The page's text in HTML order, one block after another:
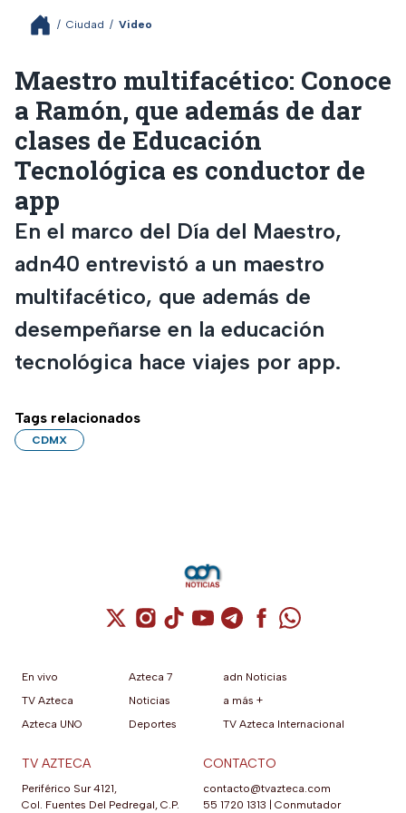
/ Ciudad / Video
Maestro multifacético: Conoce
a Ramón, que además de dar
clases de Educación
Tecnológica es conductor de
app
En el marco del Día del Maestro,
adn40 entrevistó a un maestro
multifacético, que además de
desempeñarse en la educación
tecnológica hace viajes por app.
Tags relacionados
CDMX
Cuenta de X / Twitter (se abre en una
Cuenta de Instagram (se abre en una
Cuenta de TikTok (se abre en
Cuenta de YouTube (se abre
Cuenta de Telegram (se
Cuenta de
Cuenta de
En vivo
TV Azteca
Azteca UNO
Azteca 7
Noticias
Deportes
adn Noticias
a más +
TV Azteca Internacional
TV AZTECA
Periférico Sur 4121,
Col. Fuentes Del Pedregal, C.P.
CONTACTO
contacto@tvazteca.com
55 1720 1313 | Conmutador